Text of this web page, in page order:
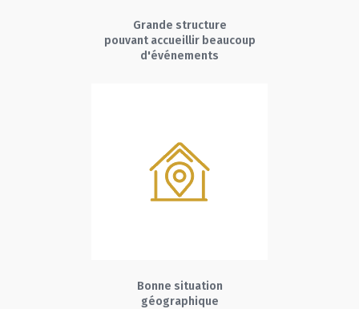
Grande structure
pouvant accueillir beaucoup
d'événements
Bonne situation
géographique